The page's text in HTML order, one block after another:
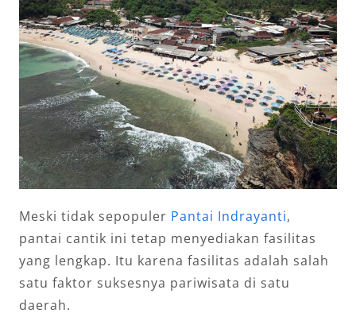
Meski tidak sepopuler Pantai Indrayanti,
pantai cantik ini tetap menyediakan fasilitas
yang lengkap. Itu karena fasilitas adalah salah
satu faktor suksesnya pariwisata di satu
daerah.